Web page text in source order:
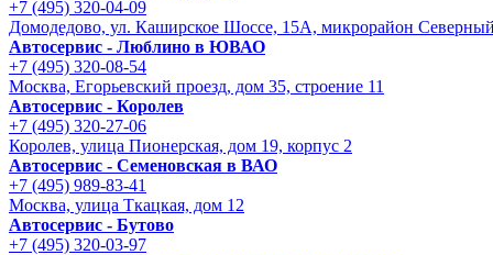
+7 (495) 320-04-09
Домодедово, ул. Каширское Шоссе, 15А, микрорайон
Автосервис - Люблино в ЮВАО
+7 (495) 320-08-54
Москва, Егорьевский проезд, дом 35, строение 11
Автосервис - Королев
+7 (495) 320-27-06
Королев, улица Пионерская, дом 19, корпус 2
Автосервис - Семеновская в ВАО
+7 (495) 989-83-41
Москва, улица Ткацкая, дом 12
Автосервис - Бутово
+7 (495) 320-03-97